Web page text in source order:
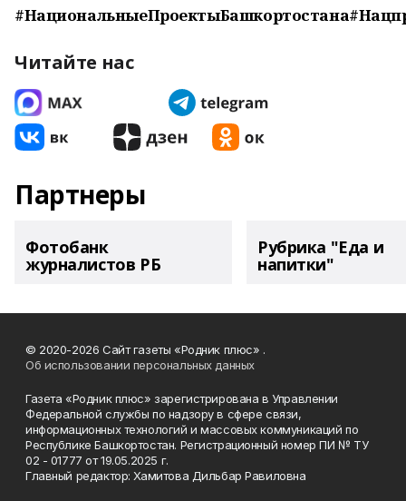
Читайте нас
Партнеры
Фотобанк
журналистов РБ
Рубрика "Еда и
напитки"
© 2020-2026 Сайт газеты «Родник плюс» .
Об использовании персональных данных
Газета «Родник плюс» зарегистрирована в Управлении
Федеральной службы по надзору в сфере связи,
информационных технологий и массовых коммуникаций по
Республике Башкортостан. Регистрационный номер ПИ № ТУ
02 - 01777 от 19.05.2025 г.
Главный редактор: Хамитова Дильбар Равиловна